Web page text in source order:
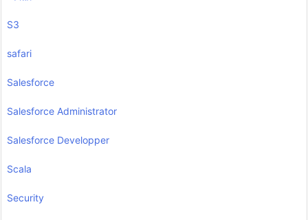
S3
safari
Salesforce
Salesforce Administrator
Salesforce Developper
Scala
Security